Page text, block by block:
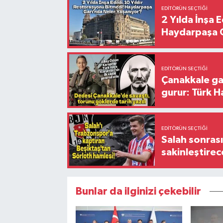
EDITÖRÜN SEÇTIĞI
2 Yılda İnşa
Haydarpaşa
EDITÖRÜN SEÇTIĞI
Çanakkale
gurur: Türk
EDITÖRÜN SEÇTIĞI
Salah
Bunlar da ilginizi çekebilir